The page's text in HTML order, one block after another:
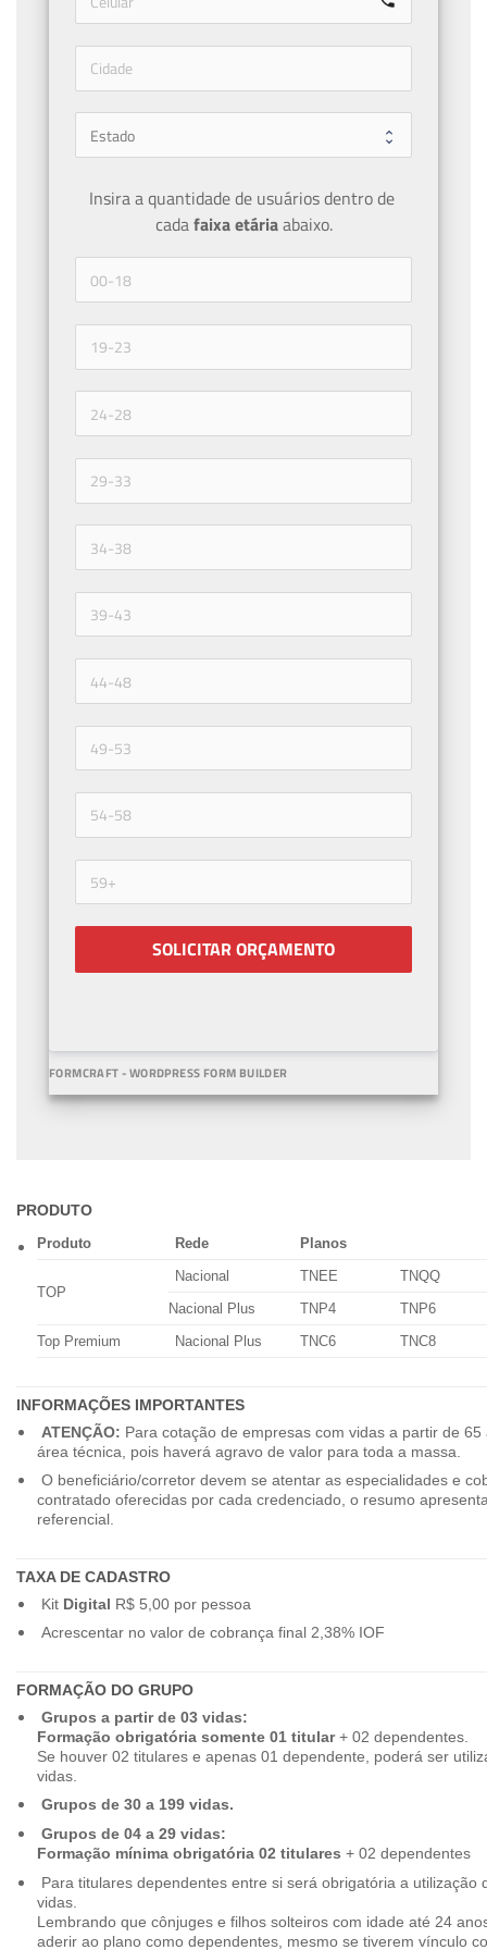
Insira a quantidade de usuários dentro de
cada faixa etária abaixo.
SOLICITAR ORÇAMENTO
FORMCRAFT - WORDPRESS FORM BUILDER
PRODUTO
Produto Rede Planos
TOP
Nacional TNEE
TNQQ
Nacional Plus
TNP4
TNP6
Top Premium
Nacional Plus TNC6 TNC8
INFORMAÇÕES IMPORTANTES
ATENÇÃO: Para cotação de empresas com vidas a partir de
área técnica, pois haverá agravo de valor para toda a massa.
O beneficiário/corretor devem se atentar as especialidades e
contratado oferecidas por cada credenciado, o resumo
referencial.
TAXA DE CADASTRO
Kit Digital R$ 5,00 por pessoa
Acrescentar no valor de cobrança final 2,38% IOF
FORMAÇÃO DO GRUPO
Grupos a partir de 03 vidas:
Formação obrigatória somente 01 titular+ 02 dependentes.
Se houver 02 titulares e apenas 01 dependente, poderá ser
vidas.
Grupos de 30 a 199 vidas.
Grupos de 04 a 29 vidas:
Formação mínima obrigatória 02 titulares + 02 dependentes
Para titulares dependentes entre si será obrigatória a utilização
vidas.
Lembrando que cônjuges e filhos solteiros com idade até 24
aderir ao plano como dependentes, mesmo se tiverem vínculo